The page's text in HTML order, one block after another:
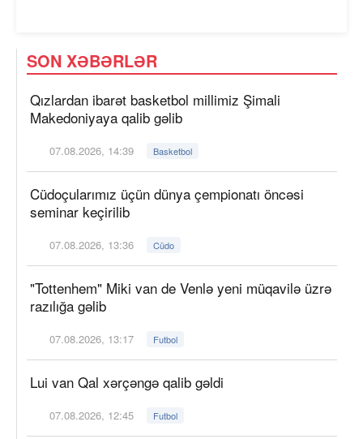
SON XƏBƏRLƏR
Qızlardan ibarət basketbol millimiz Şimali
Makedoniyaya qalib gəlib
07.08.2026, 14:39 Basketbol
Cüdoçularımız üçün dünya çempionatı öncəsi
seminar keçirilib
07.08.2026, 13:36 Cüdo
"Tottenhem" Miki van de Venlə yeni müqavilə üzrə
razılığa gəlib
07.08.2026, 13:17 Futbol
Lui van Qal xərçəngə qalib gəldi
07.08.2026, 12:45 Futbol